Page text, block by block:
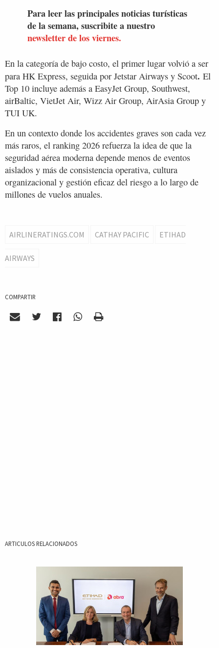
Para leer las principales noticias turísticas
de la semana, suscribite a nuestro
newsletter de los viernes.
En la categoría de bajo costo, el primer lugar volvió a ser
para HK Express, seguida por Jetstar Airways y Scoot. El
Top 10 incluye además a EasyJet Group, Southwest,
airBaltic, VietJet Air, Wizz Air Group, AirAsia Group y
TUI UK.
En un contexto donde los accidentes graves son cada vez
más raros, el ranking 2026 refuerza la idea de que la
seguridad aérea moderna depende menos de eventos
aislados y más de consistencia operativa, cultura
organizacional y gestión eficaz del riesgo a lo largo de
millones de vuelos anuales.
AIRLINERATINGS.COM CATHAY PACIFIC ETIHAD
AIRWAYS
COMPARTIR
ARTICULOS RELACIONADOS